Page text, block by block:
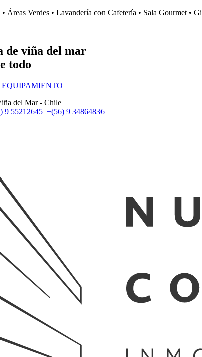
Áreas Verdes • Lavandería con Cafetería • Sala Gourmet •
de viña del mar
todo
del Mar - Chile
9 55212645 +(56) 9 34864836